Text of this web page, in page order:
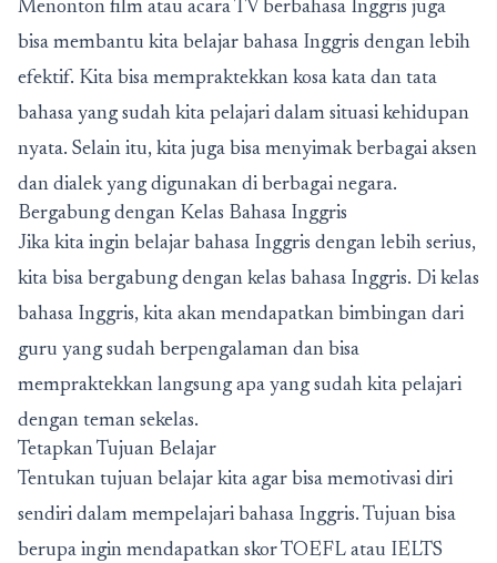
Menonton film atau acara TV berbahasa Inggris juga
bisa membantu kita belajar bahasa Inggris dengan lebih
efektif. Kita bisa mempraktekkan kosa kata dan tata
bahasa yang sudah kita pelajari dalam situasi kehidupan
nyata. Selain itu, kita juga bisa menyimak berbagai aksen
dan dialek yang digunakan di berbagai negara.
Bergabung dengan Kelas Bahasa Inggris
Jika kita ingin belajar bahasa Inggris dengan lebih serius,
kita bisa bergabung dengan kelas bahasa Inggris. Di kelas
bahasa Inggris, kita akan mendapatkan bimbingan dari
guru yang sudah berpengalaman dan bisa
mempraktekkan langsung apa yang sudah kita pelajari
dengan teman sekelas.
Tetapkan Tujuan Belajar
Tentukan tujuan belajar kita agar bisa memotivasi diri
sendiri dalam mempelajari bahasa Inggris. Tujuan bisa
berupa ingin mendapatkan skor TOEFL atau IELTS